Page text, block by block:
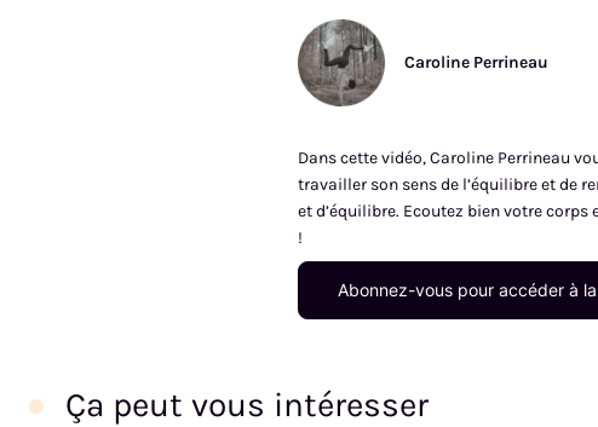
Caroline Perrineau
Dans cette vidéo, Caroline Perrineau
travailler son sens de l’équilibre et de
et d’équilibre. Ecoutez bien votre
!
Abonnez-vous pour accéder à
Ça peut vous intéresser